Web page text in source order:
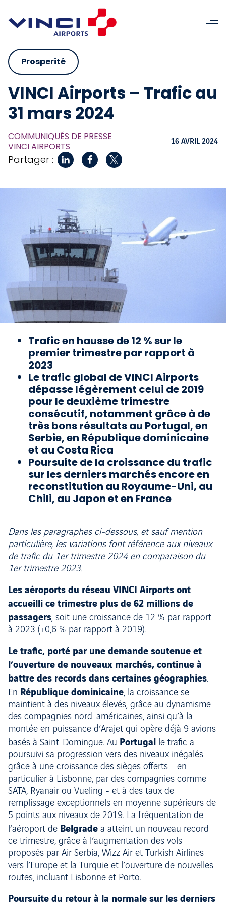
Prosperité
VINCI Airports – Trafic au
31 mars 2024
COMMUNIQUÉS DE PRESSE
VINCI AIRPORTS
- 16 AVRIL 2024
Partager :
Trafic en hausse de 12 % sur le
premier trimestre par rapport à
2023
Le trafic global de VINCI Airports
dépasse légèrement celui de 2019
pour le deuxième trimestre
consécutif, notamment grâce à de
très bons résultats au Portugal, en
Serbie, en République dominicaine
et au Costa Rica
Poursuite de la croissance du trafic
sur les derniers marchés encore en
reconstitution au Royaume-Uni, au
Chili, au Japon et en France
Dans les paragraphes ci-dessous, et sauf mention
particulière, les variations font référence aux niveaux
de trafic du 1er trimestre 2024 en comparaison du
1er trimestre 2023.
Les aéroports du réseau VINCI Airports ont
accueilli ce trimestre plus de 62 millions de
passagers, soit une croissance de 12 % par rapport
à 2023 (+0,6 % par rapport à 2019).
Le trafic, porté par une demande soutenue et
l’ouverture de nouveaux marchés, continue à
battre des records dans certaines géographies.
En République dominicaine, la croissance se
maintient à des niveaux élevés, grâce au dynamisme
des compagnies nord-américaines, ainsi qu’à la
montée en puissance d’Arajet qui opère déjà 9 avions
basés à Saint-Domingue. Au Portugal le trafic a
poursuivi sa progression vers des niveaux inégalés
grâce à une croissance des sièges offerts - en
particulier à Lisbonne, par des compagnies comme
SATA, Ryanair ou Vueling - et à des taux de
remplissage exceptionnels en moyenne supérieurs de
5 points aux niveaux de 2019. La fréquentation de
l’aéroport de Belgrade a atteint un nouveau record
ce trimestre, grâce à l’augmentation des vols
proposés par Air Serbia, Wizz Air et Turkish Airlines
vers l’Europe et la Turquie et l’ouverture de nouvelles
routes, incluant Lisbonne et Porto.
Poursuite du retour à la normale sur les derniers